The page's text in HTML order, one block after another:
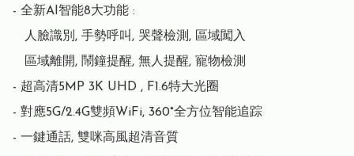
- 全新AI智能8大功能 :
- 超高清5MP 3K UHD , F1.6特大光圈
- 對應5G/2.4G雙頻WiFi, 360°全方位智能追踪
- 一鍵通話, 雙咪高風超清音質